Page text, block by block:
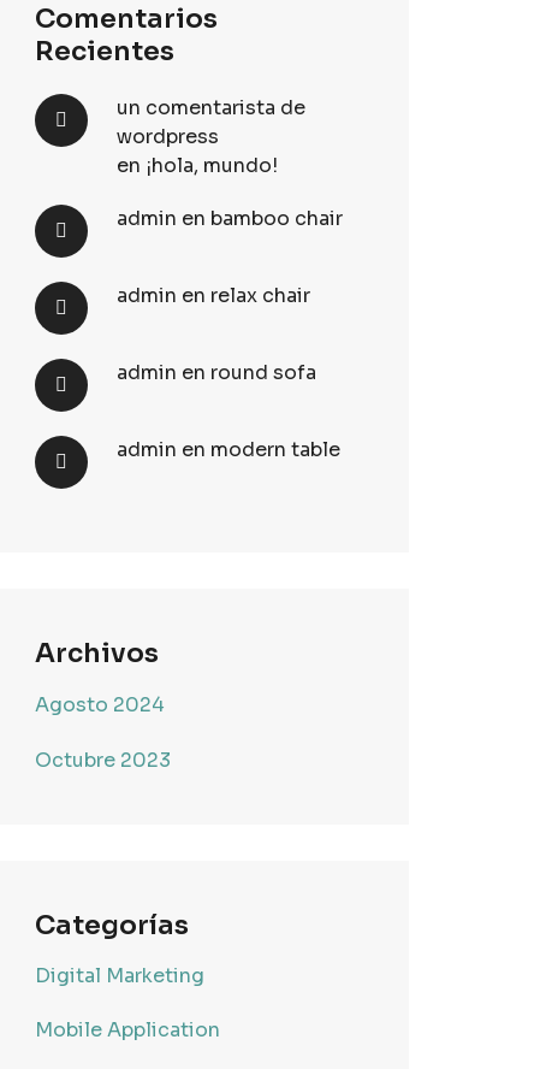
Comentarios
Recientes
un comentarista de
wordpress
en ¡hola, mundo!
admin en bamboo chair
admin en relax chair
admin en round sofa
admin en modern table
Archivos
Agosto 2024
Octubre 2023
Categorías
Digital Marketing
Mobile Application